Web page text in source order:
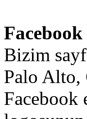
Facebook
Bizim
Palo Alto,
Facebook